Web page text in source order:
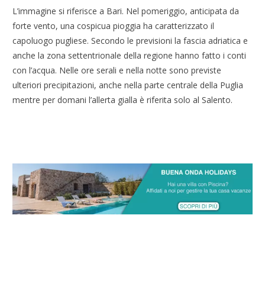
L’immagine si riferisce a Bari. Nel pomeriggio, anticipata da
forte vento, una cospicua pioggia ha caratterizzato il
capoluogo pugliese. Secondo le previsioni la fascia adriatica e
anche la zona settentrionale della regione hanno fatto i conti
con l’acqua. Nelle ore serali e nella notte sono previste
ulteriori precipitazioni, anche nella parte centrale della Puglia
mentre per domani l’allerta gialla è riferita solo al Salento.